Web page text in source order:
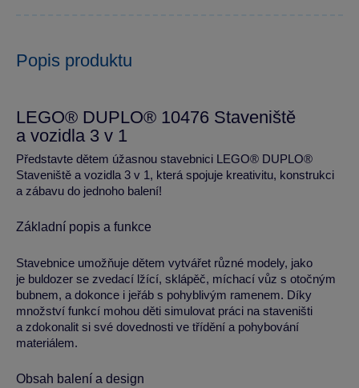
Popis produktu
LEGO® DUPLO® 10476 Staveniště
a vozidla 3 v 1
Představte dětem úžasnou stavebnici LEGO® DUPLO®
Staveniště a vozidla 3 v 1, která spojuje kreativitu, konstrukci
a zábavu do jednoho balení!
Základní popis a funkce
Stavebnice umožňuje dětem vytvářet různé modely, jako
je buldozer se zvedací lžící, sklápěč, míchací vůz s otočným
bubnem, a dokonce i jeřáb s pohyblivým ramenem. Díky
množství funkcí mohou děti simulovat práci na staveništi
a zdokonalit si své dovednosti ve třídění a pohybování
materiálem.
Obsah balení a design